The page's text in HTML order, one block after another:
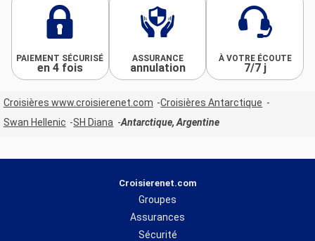
PAIEMENT SÉCURISÉ
en 4 fois
ASSURANCE
annulation
À VOTRE ÉCOUTE
7/7 j
Croisières www.croisierenet.com
Croisières Antarctique
Swan Hellenic
SH Diana Antarctique, Argentine
Croisierenet.com
Groupes
Assurances
Sécurité